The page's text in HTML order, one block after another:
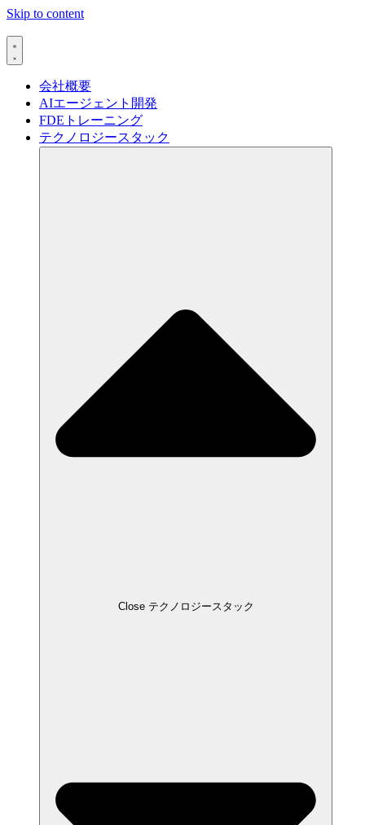
Skip to content
会社概要
AIエージェント開発
FDEトレーニング
テクノロジースタック
Close テクノロジースタック